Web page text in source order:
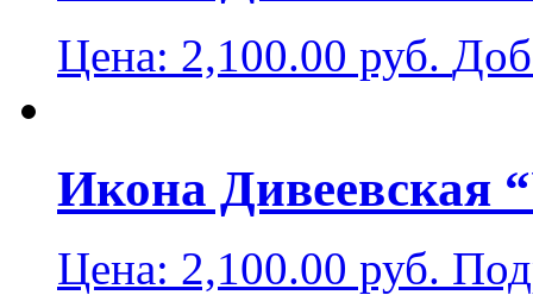
Цена: 2,100.00 руб.
Икона Дивеевская
Цена: 2,100.00 руб.